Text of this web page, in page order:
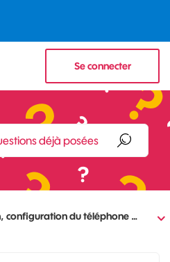
Se connecter
configuration du téléphone …